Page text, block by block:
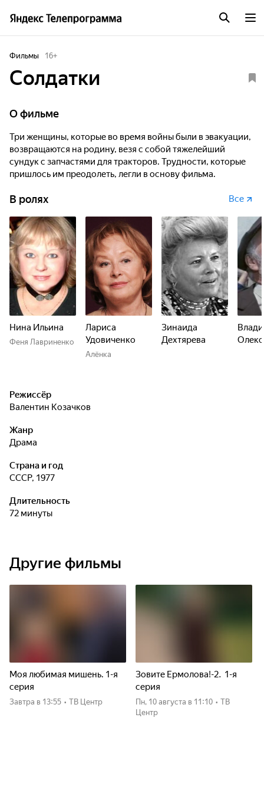
Фильмы 16+
Солдатки
О фильме
Три женщины, которые во время войны были в эвакуации,
возвращаются на родину, везя с собой тяжелейший
сундук с запчастями для тракторов. Трудности, которые
пришлось им преодолеть, легли в основу фильма.
В ролях Все
Нина Ильина
Феня Лавриненко
Лариса
Удовиченко
Алёнка
Зинаида
Дехтярева
Режиссёр
Валентин Козачков
Жанр
драма
Страна и год
СССР, 1977
Длительность
72 минуты
Другие фильмы
Моя любимая мишень. 1-я
серия
Завтра в 13:55 • ТВ Центр
Зовите Ермолова!-2. 1-я
серия
пн, 10 августа в 11:10 • ТВ
Центр